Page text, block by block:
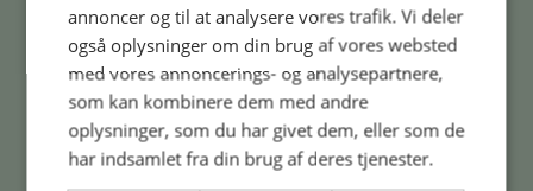
Kalvene vokser op hos udvalgte danske landmænd, hvor
man gør en dyd ud af at forene dyrevelfærd og en mere
bæredygtig drift med produktion af kalvekød af højeste
kvalitet. Det sikrer, at kalvene har et godt liv.
annoncer og til at analysere vores trafik. Vi deler
også oplysninger om din brug af vores websted
med vores annoncerings- og analysepartnere,
som kan kombinere dem med andre
oplysninger, som du har givet dem, eller som de
har indsamlet fra din brug af deres tjenester.